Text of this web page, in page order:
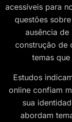
acessíveis para
questões
ausência
construção de
temas
Estudos
online confiam
sua
abordam